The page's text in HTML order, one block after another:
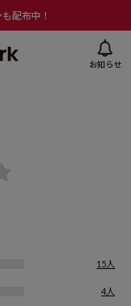
配布中！
お知らせ
15人
4人